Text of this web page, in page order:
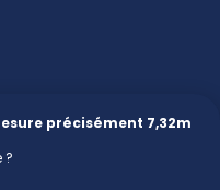
précisément 7,32m
?